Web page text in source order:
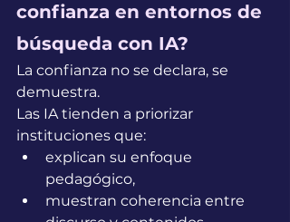
confianza en entornos de
búsqueda con IA?
La confianza no se declara, se
demuestra.
Las IA tienden a priorizar
instituciones que:
explican su enfoque
pedagógico,
muestran coherencia entre